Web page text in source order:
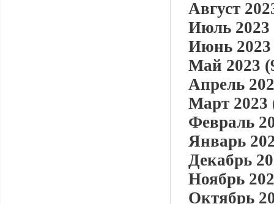
Август
Июль 2023
Июнь 2023
Май 2023
Апрель
Март 2023
Февраль
Январь
Декабрь
Ноябрь
Октябрь